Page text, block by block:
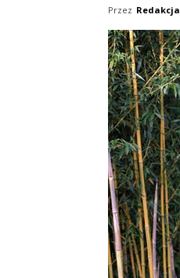
Przez Redakcja